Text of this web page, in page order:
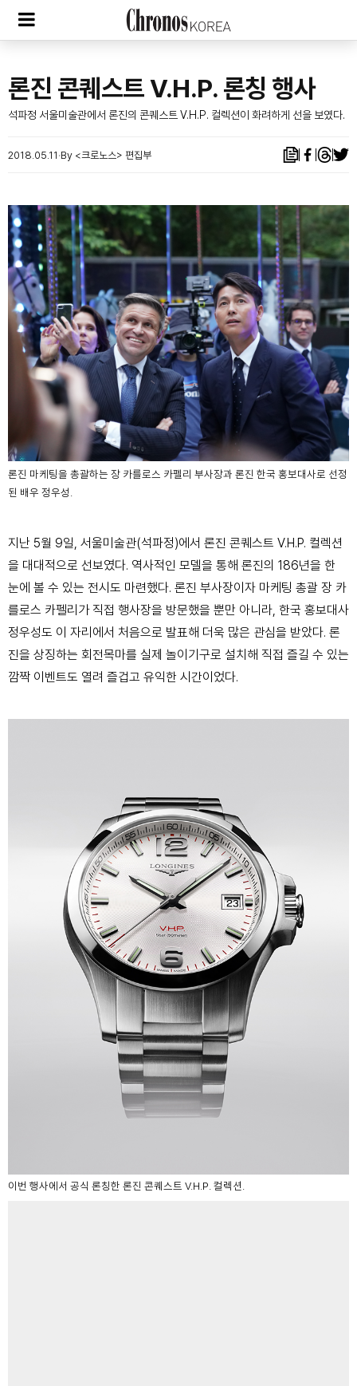
론진 콘퀘스트 V.H.P. 론칭 행사
석파정 서울미술관에서 론진의 콘퀘스트 V.H.P. 컬렉션이 화려하게 선을 보였다.
2018.05.11 By <크로노스> 편집부
론진 마케팅을 총괄하는 장 카를로스 카펠리 부사장과 론진 한국 홍보대사로 선정
된 배우 정우성.
지난 5월 9일, 서울미술관(석파정)에서 론진 콘퀘스트 V.H.P. 컬렉션
을 대대적으로 선보였다. 역사적인 모델을 통해 론진의 186년을 한
눈에 볼 수 있는 전시도 마련했다. 론진 부사장이자 마케팅 총괄 장 카
를로스 카펠리가 직접 행사장을 방문했을 뿐만 아니라, 한국 홍보대사
정우성도 이 자리에서 처음으로 발표해 더욱 많은 관심을 받았다. 론
진을 상징하는 회전목마를 실제 놀이기구로 설치해 직접 즐길 수 있는
깜짝 이벤트도 열려 즐겁고 유익한 시간이었다.
이번 행사에서 공식 론칭한 론진 콘퀘스트 V.H.P. 컬렉션.